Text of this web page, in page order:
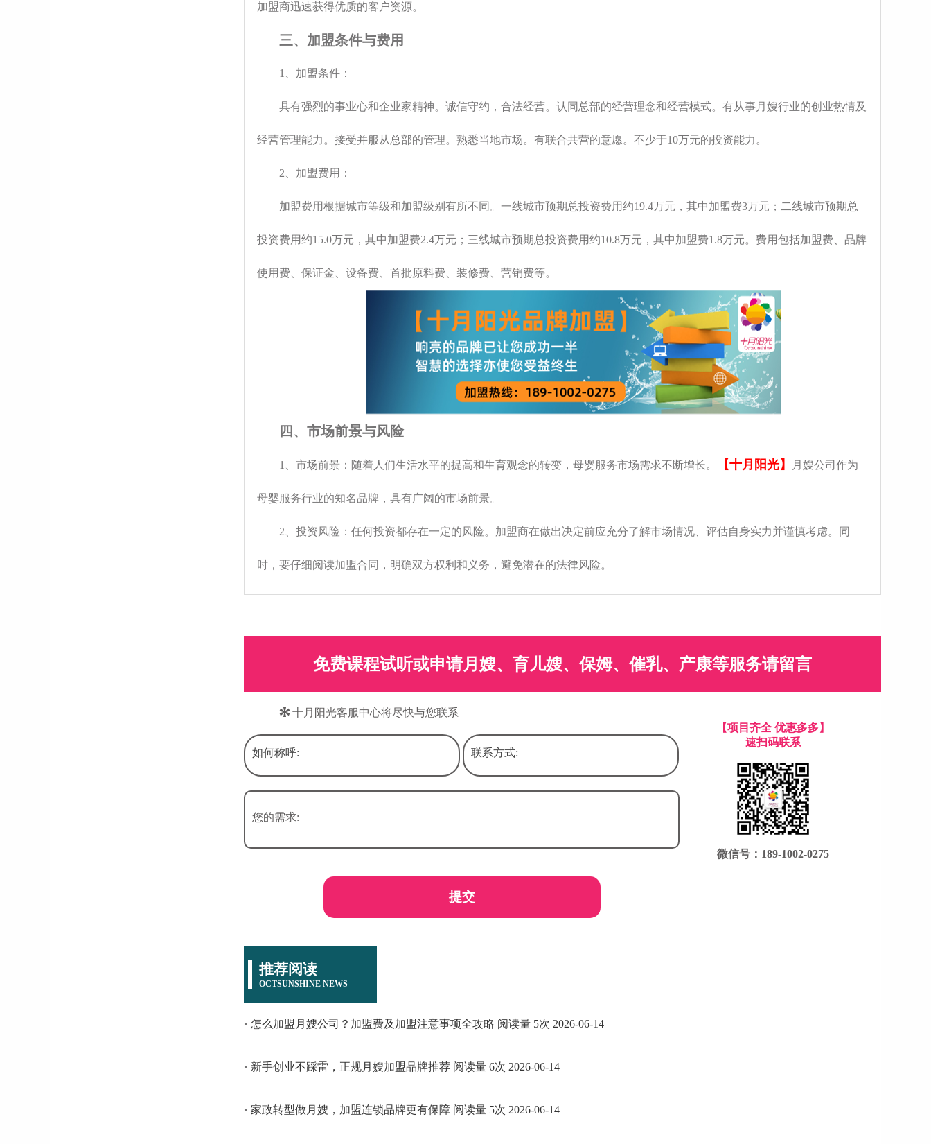
加盟商迅速获得优质的客户资源。
三、加盟条件与费用
1、加盟条件：
具有强烈的事业心和企业家精神。诚信守约，合法经营。认同总部的经营理念和经营模式。有从事月嫂行业的创业热情及
经营管理能力。接受并服从总部的管理。熟悉当地市场。有联合共营的意愿。不少于10万元的投资能力。
2、加盟费用：
加盟费用根据城市等级和加盟级别有所不同。一线城市预期总投资费用约19.4万元，其中加盟费3万元；二线城市预期总
投资费用约15.0万元，其中加盟费2.4万元；三线城市预期总投资费用约10.8万元，其中加盟费1.8万元。费用包括加盟费、品牌
使用费、保证金、设备费、首批原料费、装修费、营销费等。
四、市场前景与风险
1、市场前景：随着人们生活水平的提高和生育观念的转变，母婴服务市场需求不断增长。 【十月阳光】 月嫂公司作为
母婴服务行业的知名品牌，具有广阔的市场前景。
2、投资风险：任何投资都存在一定的风险。加盟商在做出决定前应充分了解市场情况、评估自身实力并谨慎考虑。同
时，要仔细阅读加盟合同，明确双方权利和义务，避免潜在的法律风险。
免费课程试听或申请月嫂、育儿嫂、保姆、催乳、产康等服务请留言
*十月阳光客服中心将尽快与您联系
如何称呼: 联系方式:
您的需求:
提交
【项目齐全 优惠多多】
速扫码联系
微信号：189-1002-0275
推荐阅读
OCTSUNSHINE NEWS
怎么加盟月嫂公司？加盟费及加盟注意事项全攻略 阅读量 5次 2026-06-14
新手创业不踩雷，正规月嫂加盟品牌推荐 阅读量 6次 2026-06-14
家政转型做月嫂，加盟连锁品牌更有保障 阅读量 5次 2026-06-14